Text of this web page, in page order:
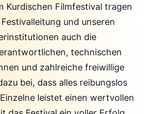
Kurdischen Filmfestival tragen
und unseren
auch die
technischen
und zahlreiche freiwillige
bei, dass alles reibungslos
leistet einen wertvollen